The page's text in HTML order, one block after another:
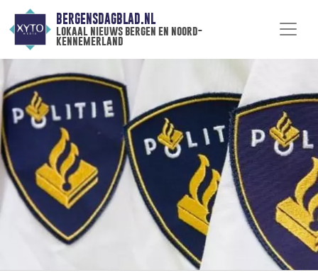
BERGENSDAGBLAD.NL
lokaal nieuws bergen en noord-
kennemerland